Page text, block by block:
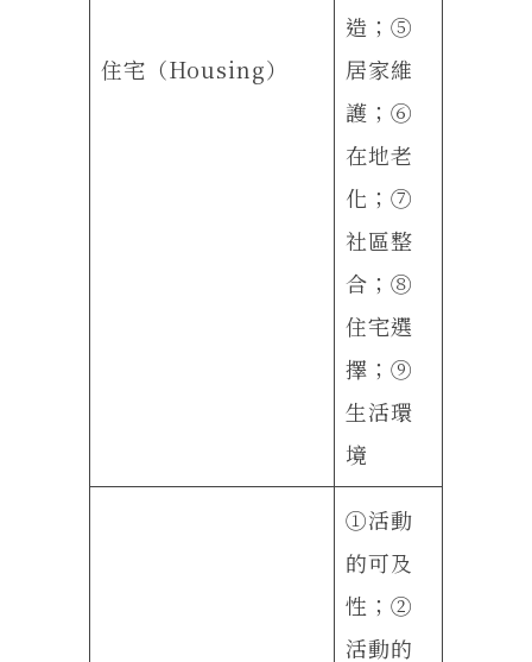
住宅（Housing）
造；⑤
居家維
護；⑥
在地老
化；⑦
社區整
合；⑧
住宅選
擇；⑨
生活環
境
①活動
的可及
性；②
活動的